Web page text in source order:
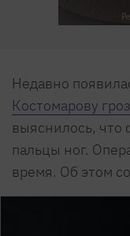
Недавно
Костомарову
выяснилось, что
пальцы ног.
время. Об этом